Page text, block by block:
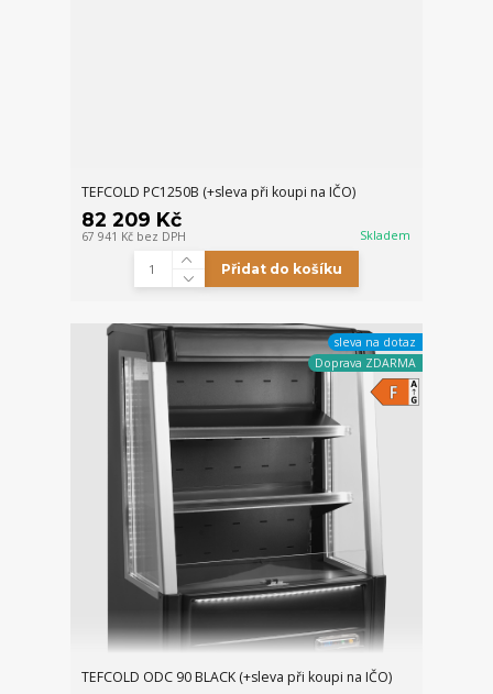
TEFCOLD PC1250B (+sleva při koupi na IČO)
82 209 Kč
67 941 Kč bez DPH Skladem
Přidat do košíku
sleva na dotaz
Doprava ZDARMA
TEFCOLD ODC 90 BLACK (+sleva při koupi na IČO)